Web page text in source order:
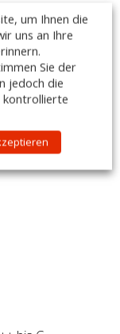
CNS 125 mm
°C
um Ihnen die
uns an Ihre
Sie der
jedoch die
kontrollierte